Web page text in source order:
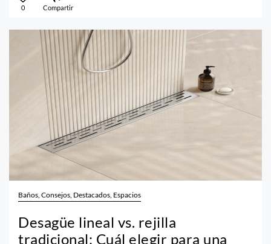
0 Compartir
Baños, Consejos, Destacados, Espacios
Desagüe lineal vs. rejilla
tradicional: Cuál elegir para una